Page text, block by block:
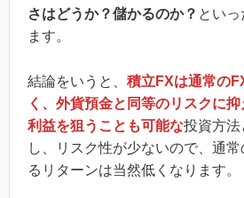
さはどうか？儲かるのか？ とい
ます。
結論をいうと、 積立FXは通常の
く、外貨預金と同等のリスクに
利益を狙うことも可能な投資方法
し、リスク性が少ないので、通
るリターンは当然低くなります。